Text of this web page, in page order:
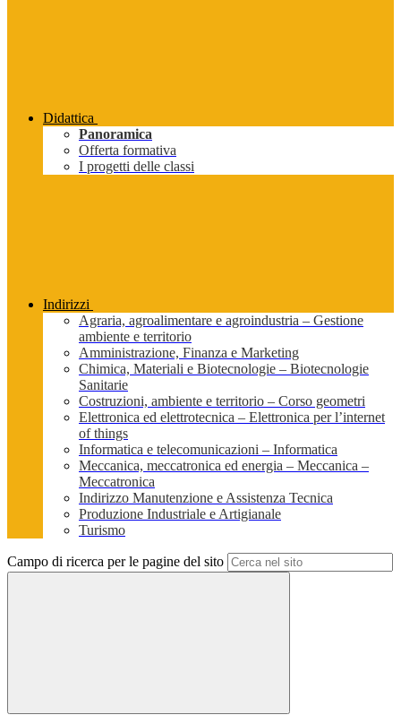
Didattica
Panoramica
Offerta formativa
I progetti delle classi
Indirizzi
Agraria, agroalimentare e agroindustria – Gestione
ambiente e territorio
Amministrazione, Finanza e Marketing
Chimica, Materiali e Biotecnologie – Biotecnologie
Sanitarie
Costruzioni, ambiente e territorio – Corso geometri
Elettronica ed elettrotecnica – Elettronica per l’internet
of things
Informatica e telecomunicazioni – Informatica
Meccanica, meccatronica ed energia – Meccanica –
Meccatronica
Indirizzo Manutenzione e Assistenza Tecnica
Produzione Industriale e Artigianale
Turismo
Campo di ricerca per le pagine del sito